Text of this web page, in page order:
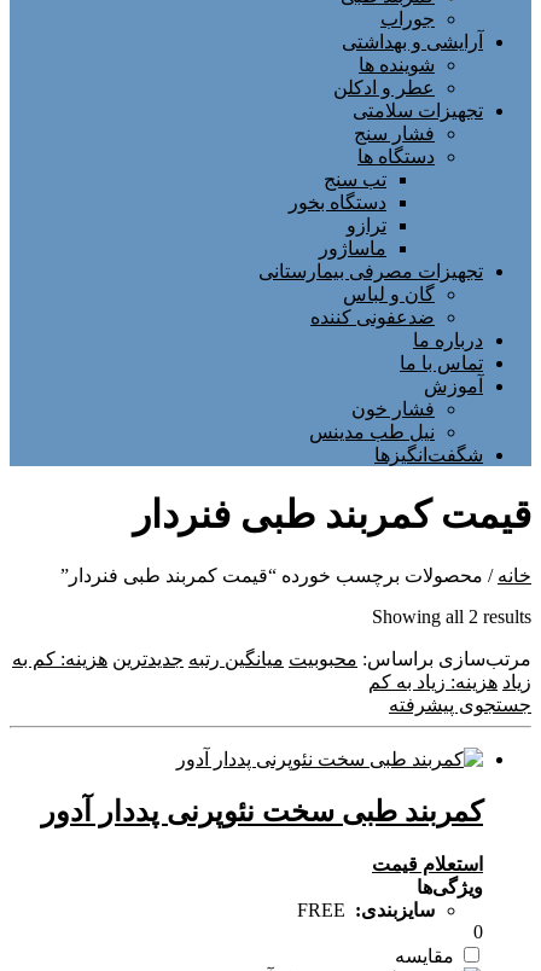
جوراب
آرایشی و بهداشتی
شوینده ها
عطر و ادکلن
تجهیزات سلامتی
فشار سنج
دستگاه ها
تب سنج
دستگاه بخور
ترازو
ماساژور
تجهیزات مصرفی بیمارستانی
گان و لباس
ضدعفونی کننده
درباره ما
تماس با ما
آموزش
فشار خون
نیل طب مدینس
شگفت‌انگیزها
قیمت کمربند طبی فنردار
خانه / محصولات برچسب خورده “قیمت کمربند طبی فنردار”
Showing all 2 results
latestمرتب‌سازی براساس: محبوبیت میانگین رتبه جدیدترین هزینه: کم به
زیاد هزینه: زیاد به کم
جستجوی پیشرفته
کمربند طبی سخت نئوپرنی پددار آدور
استعلام قیمت
ویژگی‌ها
سایزبندی: FREE
0
مقایسه